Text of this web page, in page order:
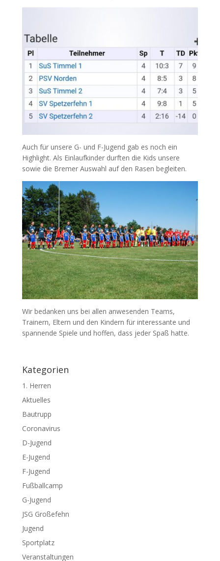
Auch für unsere G- und F-Jugend gab es noch ein
Highlight. Als Einlaufkinder durften die Kids unsere
sowie die Bremer Auswahl auf den Rasen begleiten.
Wir bedanken uns bei allen anwesenden Teams,
Trainern, Eltern und den Kindern für interessante und
spannende Spiele und hoffen, dass jeder Spaß hatte.
Kategorien
1. Herren
Aktuelles
Bautrupp
Coronavirus
D-Jugend
E-Jugend
F-Jugend
Fußballcamp
G-Jugend
JSG Großefehn
Jugend
Sportplatz
Veranstaltungen